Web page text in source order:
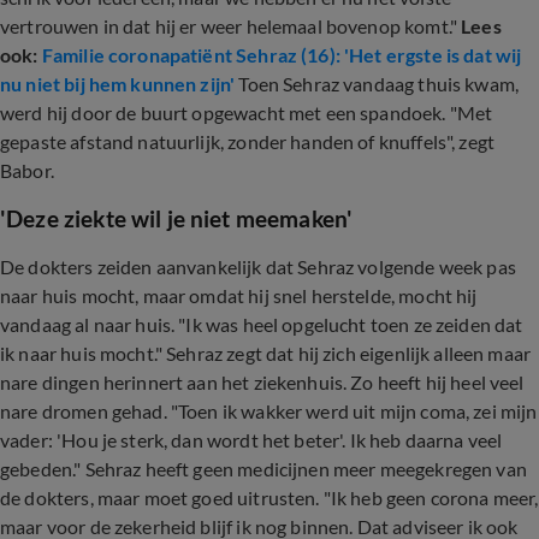
vertrouwen in dat hij er weer helemaal bovenop komt." Lees
ook: Familie coronapatiënt Sehraz (16): 'Het ergste is dat wij
nu niet bij hem kunnen zijn' Toen Sehraz vandaag thuis kwam,
werd hij door de buurt opgewacht met een spandoek. "Met
gepaste afstand natuurlijk, zonder handen of knuffels", zegt
Babor.
'Deze ziekte wil je niet meemaken'
De dokters zeiden aanvankelijk dat Sehraz volgende week pas
naar huis mocht, maar omdat hij snel herstelde, mocht hij
vandaag al naar huis. "Ik was heel opgelucht toen ze zeiden dat
ik naar huis mocht." Sehraz zegt dat hij zich eigenlijk alleen maar
nare dingen herinnert aan het ziekenhuis. Zo heeft hij heel veel
nare dromen gehad. "Toen ik wakker werd uit mijn coma, zei mijn
vader: 'Hou je sterk, dan wordt het beter'. Ik heb daarna veel
gebeden." Sehraz heeft geen medicijnen meer meegekregen van
de dokters, maar moet goed uitrusten. "Ik heb geen corona meer,
maar voor de zekerheid blijf ik nog binnen. Dat adviseer ik ook